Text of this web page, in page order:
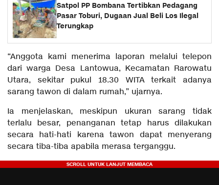
Satpol PP Bombana Tertibkan Pedagang
Pasar Toburi, Dugaan Jual Beli Los Ilegal
Terungkap
“Anggota kami menerima laporan melalui telepon
dari warga Desa Lantowua, Kecamatan Rarowatu
Utara, sekitar pukul 18.30 WITA terkait adanya
sarang tawon di dalam rumah,” ujarnya.
Ia menjelaskan, meskipun ukuran sarang tidak
terlalu besar, penanganan tetap harus dilakukan
secara hati-hati karena tawon dapat menyerang
secara tiba-tiba apabila merasa terganggu.